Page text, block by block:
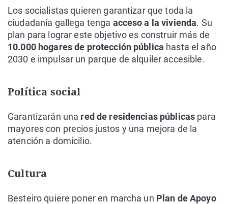
Los socialistas quieren garantizar que toda la
ciudadanía gallega tenga acceso a la vivienda. Su
plan para lograr este objetivo es construir más de
10.000 hogares de protección pública hasta el año
2030 e impulsar un parque de alquiler accesible.
Política social
Garantizarán una red de residencias públicas para
mayores con precios justos y una mejora de la
atención a domicilio.
Cultura
Besteiro quiere poner en marcha un Plan de Apoyo